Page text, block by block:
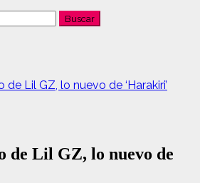
Lil GZ, lo nuevo de ‘Harakiri’
de Lil GZ, lo nuevo de